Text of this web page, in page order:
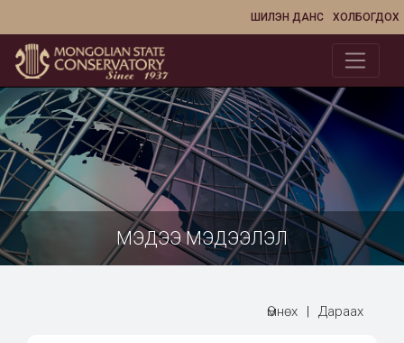
ХОЛБОГДОХ
ШИЛЭН ДАНС
МЭДЭЭ МЭДЭЭЛЭЛ
Өмнөх | Дараах